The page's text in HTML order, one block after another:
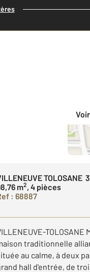
TOLOSANE
m2, 4 pièces
: 68887
traditionnelle
au calme, à deux
hall d'entrée, de